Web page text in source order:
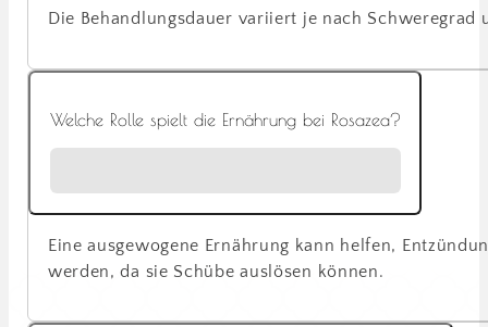
Die Behandlungsdauer variiert je nach
Welche Rolle spielt die Ernährung bei Rosazea?
Eine ausgewogene Ernährung kann helfen,
werden, da sie Schübe auslösen können.